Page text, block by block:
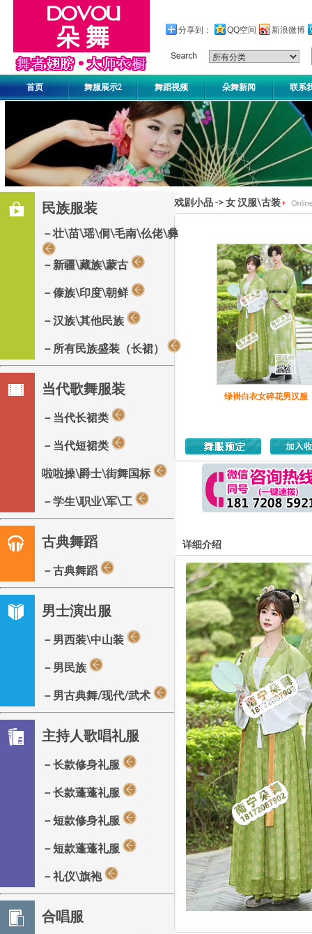
分享到： QQ空间 新浪微博
首页 舞服展示2 舞蹈视频 朵舞新闻 联系
民族服装
－壮\苗\瑶\侗\毛南\仫佬\彝
－新疆\藏族\蒙古
－傣族\印度\朝鲜
－汉族\其他民族
－所有民族盛装（长裙）
当代歌舞服装
－当代长裙类
－当代短裙类
啦啦操\爵士\街舞国标
－学生\职业\军\工
古典舞蹈
－古典舞蹈
男士演出服
－男西装\中山装
－男民族
－男古典舞/现代/武术
主持人歌唱礼服
－长款修身礼服
－长款蓬蓬礼服
－短款修身礼服
－短款蓬蓬礼服
－礼仪\旗袍
合唱服
戏剧小品->女 汉服\古装
绿褂白衣女碎花男汉服
详细介绍